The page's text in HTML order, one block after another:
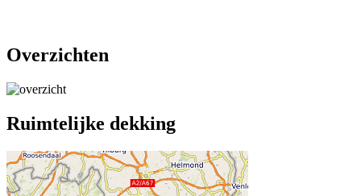
Overzichten
Ruimtelijke dekking